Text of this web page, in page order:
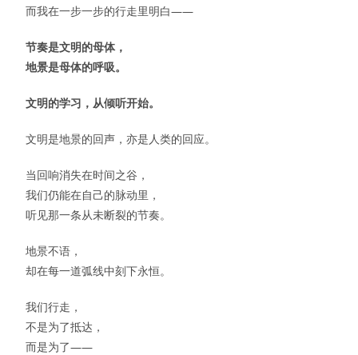
而我在一步一步的行走里明白——
节奏是文明的母体，
地景是母体的呼吸。
文明的学习，从倾听开始。
文明是地景的回声，亦是人类的回应。
当回响消失在时间之谷，
我们仍能在自己的脉动里，
听见那一条从未断裂的节奏。
地景不语，
却在每一道弧线中刻下永恒。
我们行走，
不是为了抵达，
而是为了——